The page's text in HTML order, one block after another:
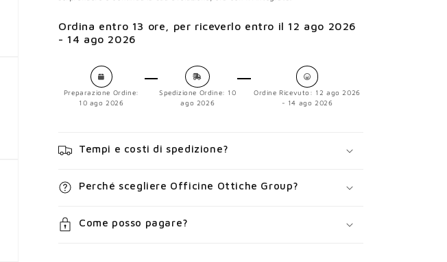
Ordina entro 13 ore , per riceverlo entro il 12 ago 2026
- 14 ago 2026
Preparazione Ordine:
10 ago 2026
Spedizione Ordine: 10
ago 2026
Ordine Ricevuto: 12 ago 2026
- 14 ago 2026
Tempi e costi di spedizione?
Perché scegliere Officine Ottiche Group?
Come posso pagare?